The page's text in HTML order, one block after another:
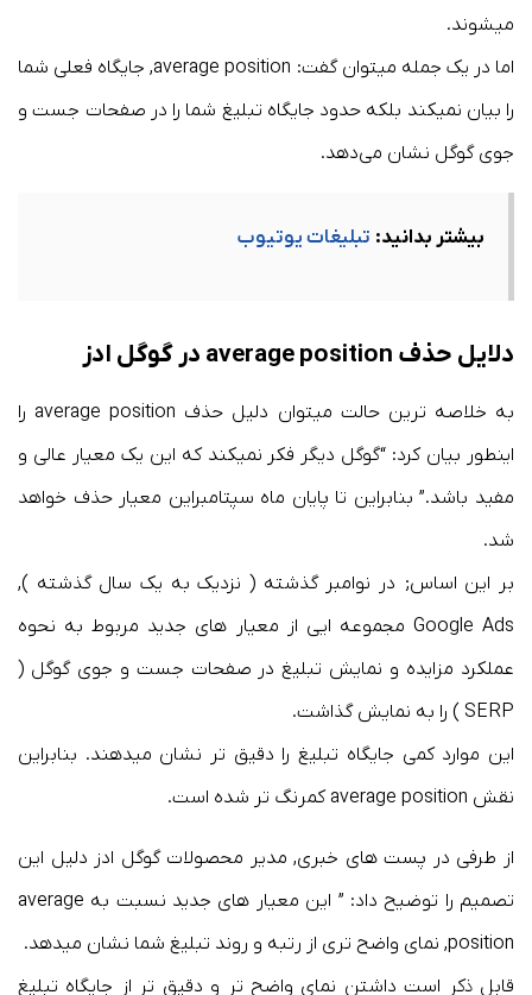
میشوند.
اما در یک جمله میتوان گفت: average position, جایگاه فعلی شما
را بیان نمیکند بلکه حدود جایگاه تبلیغ شما را در صفحات جست و
جوی گوگل نشان می‌دهد.
بیشتر بدانید: تبلیغات یوتیوب
دلایل حذف average position در گوگل ادز
به خلاصه ترین حالت میتوان دلیل حذف average position را
اینطور بیان کرد: “گوگل دیگر فکر نمیکند که این یک معیار عالی و
مفید باشد.” بنابراین تا پایان ماه سپتامبراین معیار حذف خواهد
شد.
بر این اساس; در نوامبر گذشته ( نزدیک به یک سال گذشته ),
Google Ads مجموعه ایی از معیار های جدید مربوط به نحوه
عملکرد مزایده و نمایش تبلیغ در صفحات جست و جوی گوگل (
SERP ) را به نمایش گذاشت.
این موارد کمی جایگاه تبلیغ را دقیق تر نشان میدهند. بنابراین
نقش average position کمرنگ تر شده است.
از طرفی در پست های خبری, مدیر محصولات گوگل ادز دلیل این
تصمیم را توضیح داد: ” این معیار های جدید نسبت به average
position, نمای واضح تری از رتبه و روند تبلیغ شما نشان میدهد.
قابل ذکر است داشتن نمای واضح تر و دقیق تر از جایگاه تبلیغ